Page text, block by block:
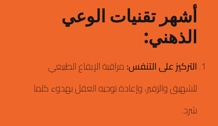
أشهر تقنيات الوعي
الذهني:
التركيز على التنفس:مراقبة الإيقاع الطبيعي
للشهيق والزفير، وإعادة توجيه العقل بهدوء كلما
شرد.